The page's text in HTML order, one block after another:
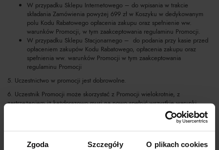
Zgoda Szczegóły O plikach cookies
W przypadku Sklepu Internetowego – do wpisania w trakcie
składania Zamówienia powyżej 699 zł w Koszyku w dedykowanym
polu Kodu Rabatowego opłacenia zakupu oraz spełnienie ww.
warunków Promocji, w tym zaakceptowania regulaminu Promocji.
W przypadku Sklepu Stacjonarnego – do podania przy kasie przed
opłaceniem zakupów Kodu Rabatowego, opłacenia zakupu oraz
spełnienia ww. warunków Promocji w tym zaakceptowania
regulaminu Promocji
5. Uczestnictwo w promocji jest dobrowolne.
6. Uczestnik Promocji może skorzystać z Promocji wielokrotnie, z
zastrzeżeniem iż każdorazowo musi na nowo spełnić wszystkie warunki
7. Promocja nie łączy się z innymi promocjami dostępnymi w Sklepach, w
tym z rabatem wynikającym z karty Klubu Korzyści Moliera2.